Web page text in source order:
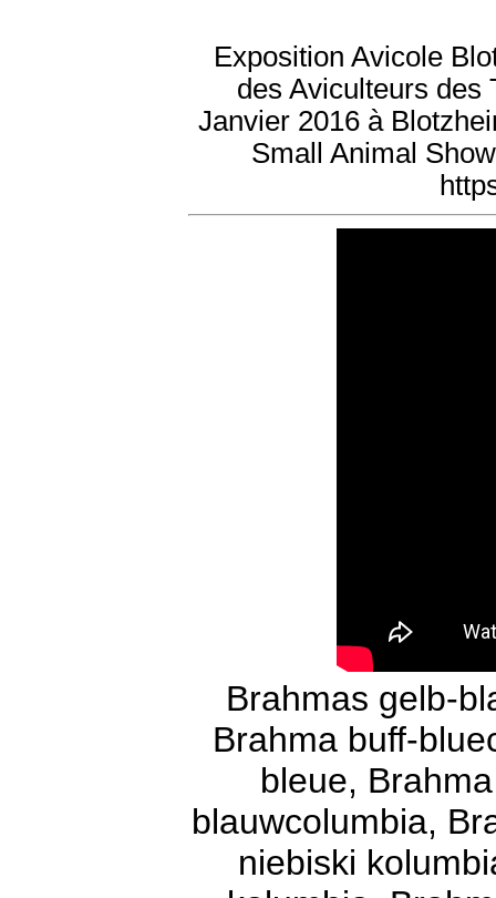
Exposition Avicole
des Aviculteurs des
Janvier 2016 à
Small Animal
Brahmas gelb-
Brahma buff-
bleue,
blauwcolumbia,
niebiski